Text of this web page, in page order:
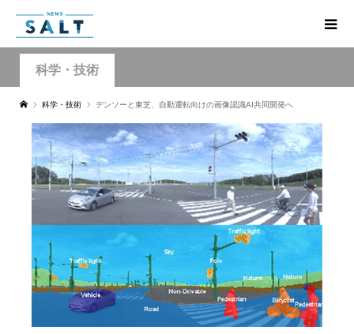
科学・技術
科学・技術 デンソーと東芝、自動運転向けの画像認識AI共同開発へ